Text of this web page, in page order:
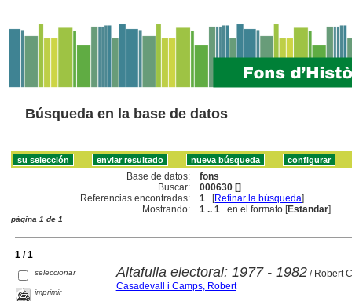
Búsqueda en la base de datos
Base de datos:
fons
Buscar:
000630 []
Referencias encontradas:
1 [Refinar la búsqueda]
Mostrando:
1 .. 1 en el formato [Estandar]
página 1 de 1
1 / 1
seleccionar
imprimir
Altafulla electoral: 1977 - 1982/ Robert
Casadevall i Camps, Robert